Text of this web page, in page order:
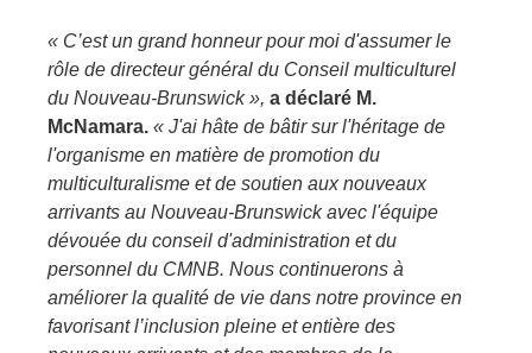
« C’est un grand honneur pour moi d'assumer le
rôle de directeur général du Conseil multiculturel
du Nouveau-Brunswick », a déclaré M.
McNamara. « J'ai hâte de bâtir sur l'héritage de
l'organisme en matière de promotion du
multiculturalisme et de soutien aux nouveaux
arrivants au Nouveau-Brunswick avec l'équipe
dévouée du conseil d'administration et du
personnel du CMNB. Nous continuerons à
améliorer la qualité de vie dans notre province en
favorisant l’inclusion pleine et entière des